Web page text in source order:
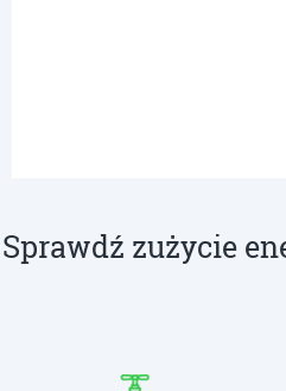
Sprawdź zużycie